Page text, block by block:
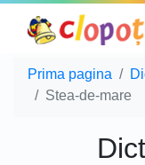
Prima pagina
Stea-de-mare